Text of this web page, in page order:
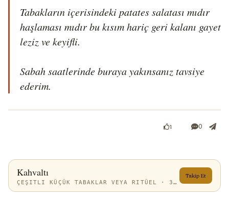
Tabakların içerisindeki patates salatası mıdır
haşlaması mıdır bu kısım hariç geri kalanı gayet
leziz ve keyifli.
Sabah saatlerinde buraya yakınsanız tavsiye
ederim.
1 0
Kahvaltı
ÇEŞITLI KÜÇÜK TABAKLAR VEYA RITÜEL · 3 REVIEWS
Takip Et